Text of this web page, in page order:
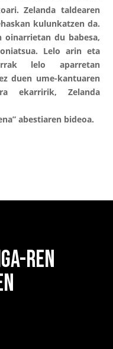
Zelanda taldearen
kulunkatzen da.
du babesa,
Lelo arin eta
lelo aparretan
duen ume-kantuaren
ekarririk, Zelanda
abestiaren bideoa.
REN